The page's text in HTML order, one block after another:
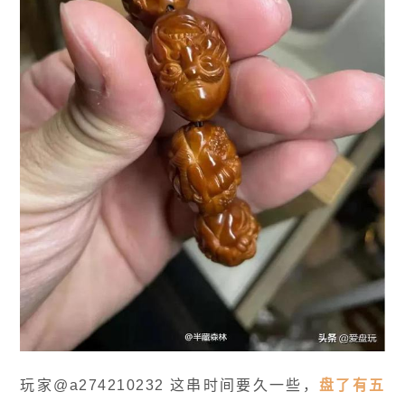
玩家@a274210232 这串时间要久一些，盘了有五